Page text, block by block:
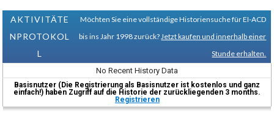
AKTIVITÄTE
NPROTOKOL
L
Möchten Sie eine vollständige Historiensuche für EI-ACD
bis ins Jahr 1998 zurück? Jetzt kaufen und innerhalb einer
Stunde erhalten.
No Recent History Data
Basisnutzer (Die Registrierung als Basisnutzer ist kostenlos und ganz
einfach!) haben Zugriff auf die Historie der zurückliegenden 3 months.
Registrieren